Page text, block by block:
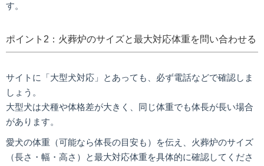
す。
ポイント2：火葬炉のサイズと最大対応体重を問い合わせる
サイトに「大型犬対応」とあっても、必ず電話などで確認しま
しょう。
大型犬は犬種や体格差が大きく、同じ体重でも体長が長い場合
があります。
愛犬の体重（可能なら体長の目安も）を伝え、火葬炉のサイズ
（長さ・幅・高さ）と最大対応体重を具体的に確認してくださ